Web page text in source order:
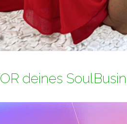
deines